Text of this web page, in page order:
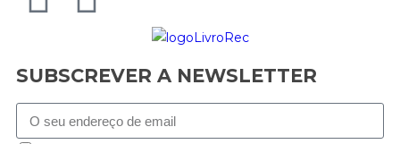
SUBSCREVER A NEWSLETTER